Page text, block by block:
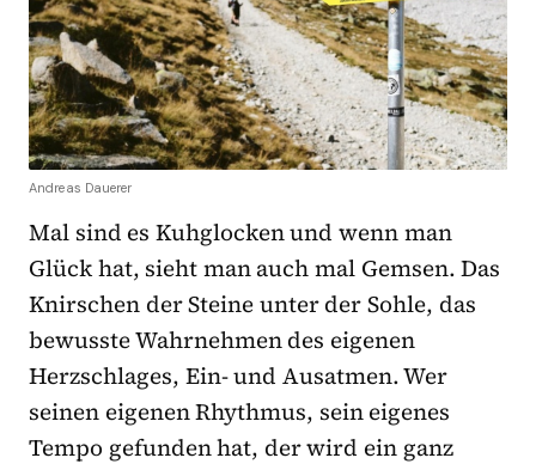
Andreas Dauerer
Mal sind es Kuhglocken und wenn man
Glück hat, sieht man auch mal Gemsen. Das
Knirschen der Steine unter der Sohle, das
bewusste Wahrnehmen des eigenen
Herzschlages, Ein- und Ausatmen. Wer
seinen eigenen Rhythmus, sein eigenes
Tempo gefunden hat, der wird ein ganz